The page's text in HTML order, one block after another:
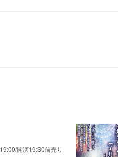
開演19:30前売り